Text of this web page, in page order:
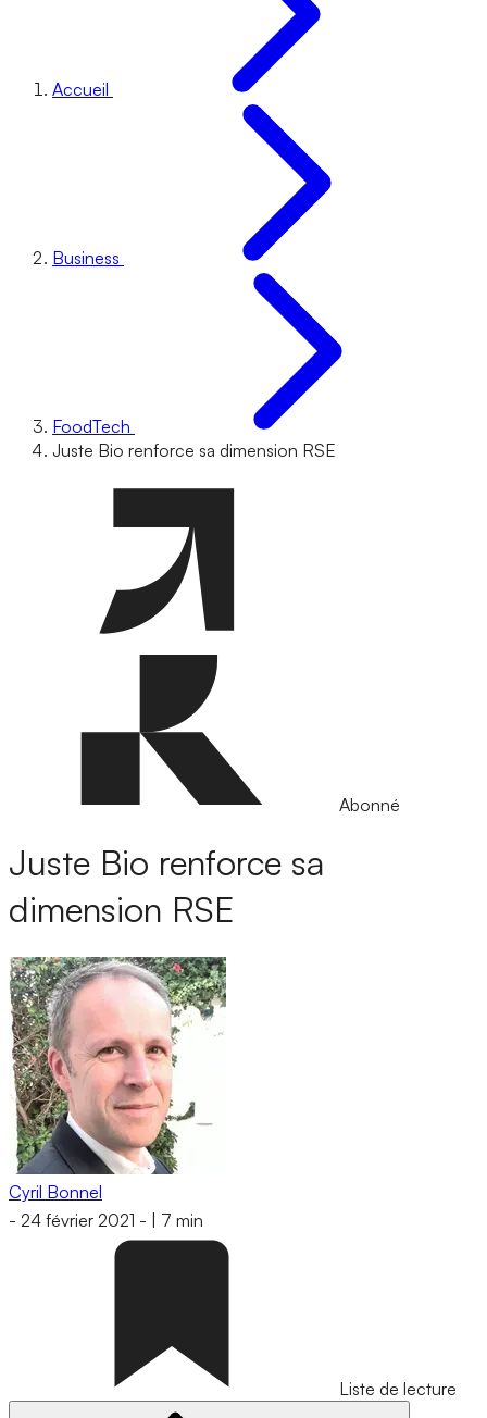
Accueil
Business
FoodTech
Juste Bio renforce sa dimension RSE
Abonné
Juste Bio renforce sa
dimension RSE
Cyril Bonnel
- 24 février 2021 - 7 min
Liste de lecture